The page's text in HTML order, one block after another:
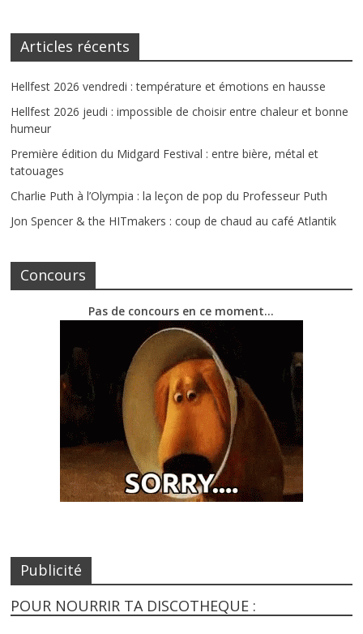
Articles récents
Hellfest 2026 vendredi : température et émotions en hausse
Hellfest 2026 jeudi : impossible de choisir entre chaleur et bonne
humeur
Première édition du Midgard Festival : entre bière, métal et
tatouages
Charlie Puth à l’Olympia : la leçon de pop du Professeur Puth
Jon Spencer & the HITmakers : coup de chaud au café Atlantik
Concours
Pas de concours en ce moment…
Publicité
POUR NOURRIR TA DISCOTHEQUE :